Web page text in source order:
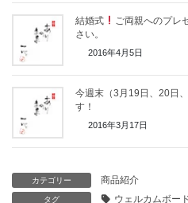
結婚式
ご両親へのプレ
さい。
2016年4月5日
今週末（3月19日、20日
す！
2016年3月17日
カテゴリー 商品紹介
タグ ウェルカムボー